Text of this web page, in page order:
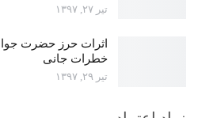
تیر ۲۷, ۱۳۹۷
اثرات حرز حضرت
خطرات جانی
تیر ۲۹, ۱۳۹۷